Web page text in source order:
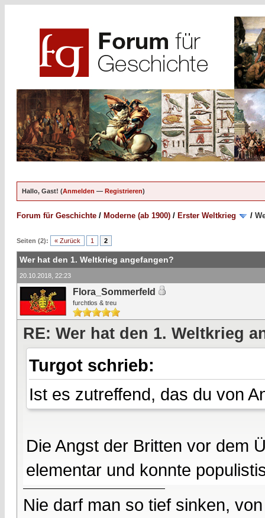
Hallo, Gast! (Anmelden — Registrieren)
Forum für Geschichte / Moderne (ab 1900) / Erster Weltkrieg /
Seiten (2): « Zurück 1 2
Wer hat den 1. Weltkrieg angefangen?
20.10.2018, 22:23
Flora_Sommerfeld
furchtlos & treu
RE: Wer hat den 1. Weltkrieg
Turgot schrieb:
Ist es zutreffend, das du von
Die Angst der Britten vor dem
elementar und konnte
Nie darf man so tief sinken,